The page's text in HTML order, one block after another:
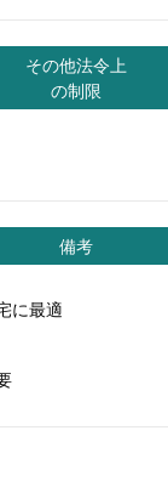
その他法令上
の制限
備考
に最適